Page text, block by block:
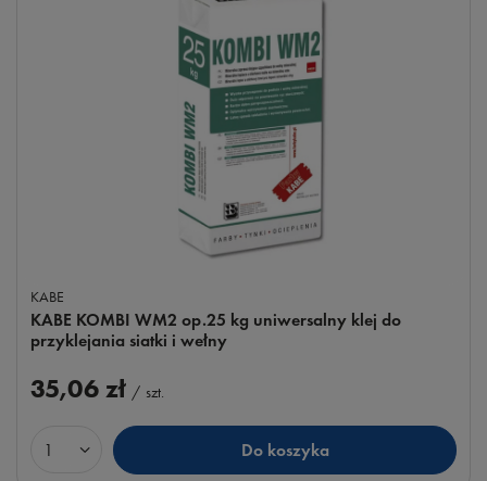
KABE
KABE KOMBI WM2 op.25 kg uniwersalny klej do
przyklejania siatki i wełny
35,06 zł / szt.
Ilość produktów Do koszyka